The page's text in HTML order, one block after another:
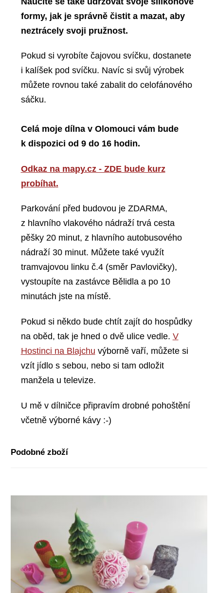
formy, jak je správně čistit a mazat, aby
neztrácely svoji pružnost.
Pokud si vyrobíte čajovou svíčku, dostanete
i kalíšek pod svíčku. Navíc si svůj výrobek
můžete rovnou také zabalit do celofánového
sáčku.
Celá moje dílna v Olomouci vám bude
k dispozici od 9 do 16 hodin.
Odkaz na mapy.cz - ZDE bude kurz
probíhat.
Parkování před budovou je ZDARMA,
z hlavního vlakového nádraží trvá cesta
pěšky 20 minut, z hlavního autobusového
nádraží 30 minut. Můžete také využít
tramvajovou linku č.4 (směr Pavlovičky),
vystoupíte na zastávce Bělidla a po 10
minutách jste na místě.
Pokud si někdo bude chtít zajít do hospůdky
na oběd, tak je hned o dvě ulice vedle. V
Hostinci na Blajchu výborně vaří, můžete si
vzít jídlo s sebou, nebo si tam odložit
manžela u televize.
U mě v dílničce připravím drobné pohoštění
včetně výborné kávy :-)
Podobné zboží